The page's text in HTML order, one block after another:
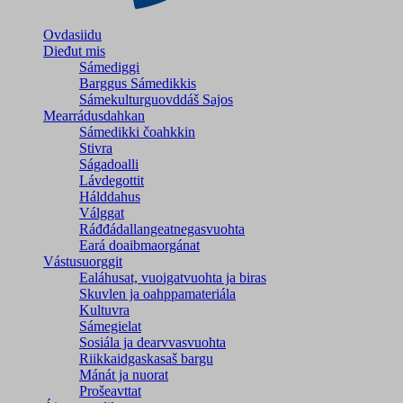
Ovdasiidu
Dieđut mis
Sámediggi
Barggus Sámedikkis
Sámekulturguovddáš Sajos
Mearrádusdahkan
Sámedikki čoahkkin
Stivra
Ságadoalli
Lávdegottit
Hálddahus
Válggat
Ráđđádallangeatnegas­vuohta
Eará doaibmaorgánat
Vástusuorggit
Ealáhusat, vuoigatvuohta ja biras
Skuvlen ja oahppamateriála
Kultuvra
Sámegielat
Sosiála ja dearvvasvuohta
Riikkaidgaskasaš bargu
Mánát ja nuorat
Prošeavttat